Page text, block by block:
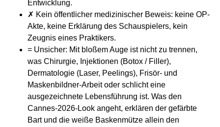
Entwicklung.
✗ Kein öffentlicher medizinischer Beweis: keine OP-
Akte, keine Erklärung des Schauspielers, kein
Zeugnis eines Praktikers.
= Unsicher: Mit bloßem Auge ist nicht zu trennen,
was Chirurgie, Injektionen (Botox / Filler),
Dermatologie (Laser, Peelings), Frisör- und
Maskenbildner-Arbeit oder schlicht eine
ausgezeichnete Lebensführung ist. Was den
Cannes-2026-Look angeht, erklären der gefärbte
Bart und die weiße Baskenmütze allein den